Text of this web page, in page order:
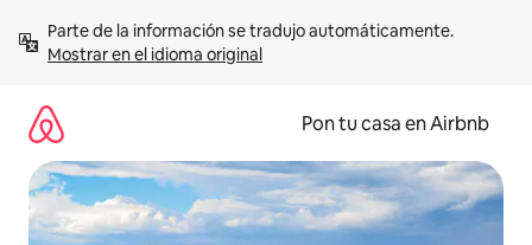
contenidoMostrar en el idioma original
Pon tu casa en Airbnb